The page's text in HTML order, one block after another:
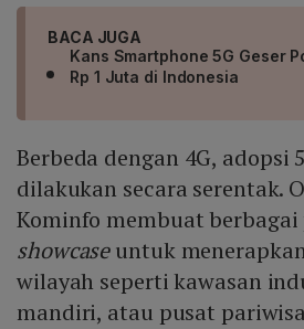
BACA JUGA
Kans Smartphone 5G Geser
Rp 1 Juta di Indonesia
Berbeda dengan 4G, adopsi
dilakukan secara serentak.
Kominfo membuat
showcaseuntuk
wilayah seperti kawasan
mandiri, atau pusat